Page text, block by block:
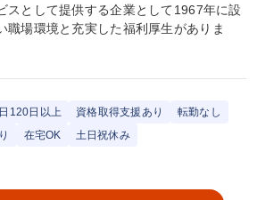
スとして提供する企業として1967年に設
職場環境と充実した福利厚生がありま
120日以上 資格取得支援あり
転勤なし
在宅OK 土日祝休み